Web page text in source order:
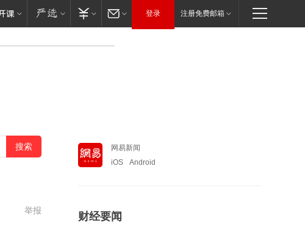
登录 注册免费邮箱
举报
网易新闻
iOS
Android
财经要闻